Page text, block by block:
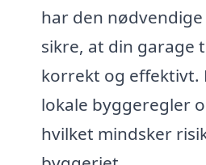
har den
sikre, at din garage
korrekt og effektivt.
lokale byggeregler
hvilket mindsker